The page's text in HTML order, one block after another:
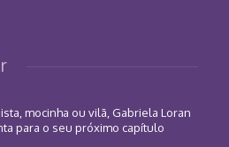
mocinha ou vilã, Gabriela Loran
para o seu próximo capítulo